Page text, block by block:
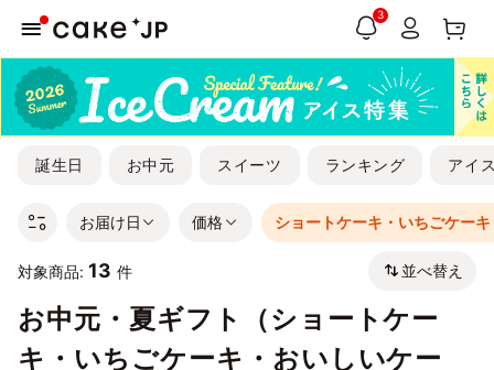
3
誕生日 お中元 スイーツ ランキング アイ
お届け日 価格 ショートケーキ・いちごケーキ
対象商品: 13 件 並べ替え
お中元・夏ギフト（ショートケー
キ・いちごケーキ・おいしいケー